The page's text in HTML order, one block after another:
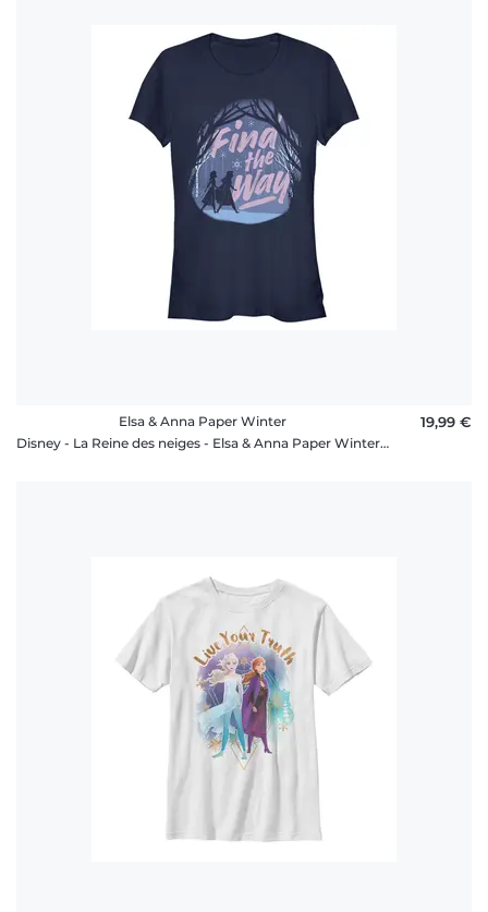
Elsa & Anna Paper Winter
Disney - La Reine des neiges - Elsa & Anna Paper Winter - Femme T-shirt
19,99 €